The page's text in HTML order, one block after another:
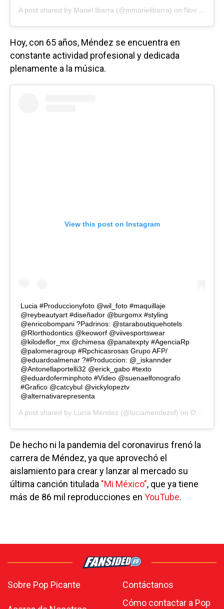
A post shared by Mariel Ibarra (@mmarielibarra) on Nov 12, 2018 at 6:05pm PST
Hoy, con 65 años, Méndez se encuentra en
constante actividad profesional y dedicada
plenamente a la música.
View this post on Instagram
Lucia #Produccionyfoto @wil_foto #maquillaje
@reybeautyart #diseñador @burgomx #styling
@enricobompani ?Padrinos: @staraboutiquehotels
@Rlorthodontics @keoworf @viivesportswear
@kilodeflor_mx @chimesa @panatexpty #AgenciaRp
@palomeragroup #Rpchicasrosas Grupo AFP/
@eduardoalmenar ?#Produccion: @_iskannder
@Antonellaportelli32 @erick_gabo #texto
@eduardoferminphoto #Video @suenaelfonografo
#Grafico @catcybul @vickylopeztv
@alternativarepresenta
A post shared by Lucía Méndez (@luciamendezof) on Oct 28, 2020 at 6:01pm PDT
De hecho ni la pandemia del coronavirus frenó la
carrera de Méndez, ya que aprovechó el
aislamiento para crear y lanzar al mercado su
última canción titulada "Mi México", que ya tiene
más de 86 mil reproducciones en YouTube.
Sobre Pop Picante Contáctanos
Cómo contactar a Pop